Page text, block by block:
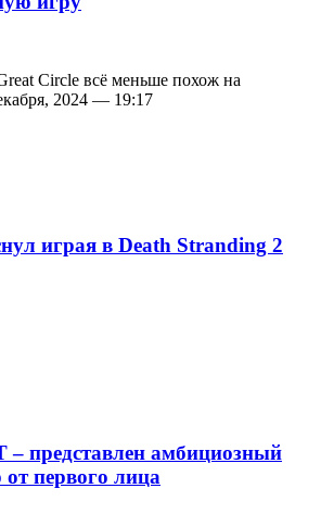
Circle всё меньше похож на
2024 — 19:17
играя в Death Stranding 2
– представлен амбициозный
от первого лица